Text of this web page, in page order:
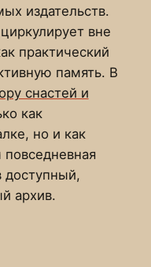
издательств.
вне
практический
память. В
снастей и
как
но и как
доступный,
архив.